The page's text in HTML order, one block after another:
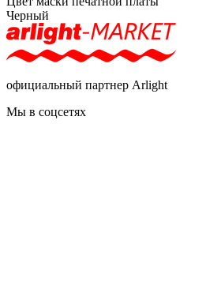
Черный
официальный партнер Arlight
Мы в соцсетях